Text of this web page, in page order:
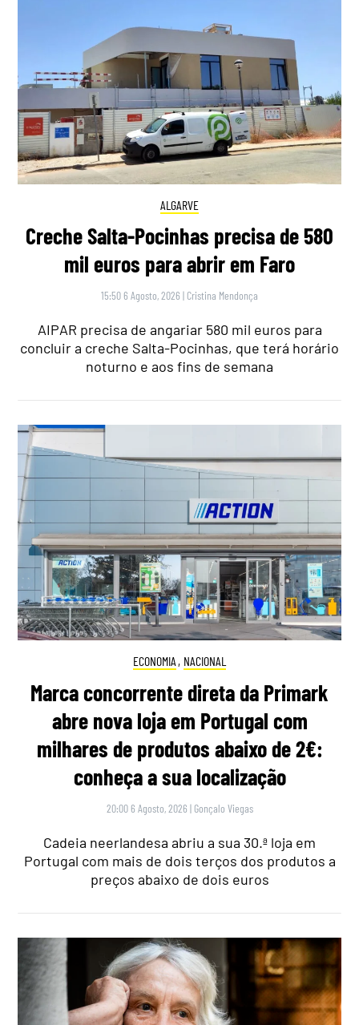
ALGARVE
Creche Salta-Pocinhas precisa de 580
mil euros para abrir em Faro
15:50 6 Agosto, 2026 | Cristina Mendonça
AIPAR precisa de angariar 580 mil euros para
concluir a creche Salta-Pocinhas, que terá horário
noturno e aos fins de semana
ECONOMIA , NACIONAL
Marca concorrente direta da Primark
abre nova loja em Portugal com
milhares de produtos abaixo de 2€:
conheça a sua localização
20:00 6 Agosto, 2026 | Gonçalo Viegas
Cadeia neerlandesa abriu a sua 30.ª loja em
Portugal com mais de dois terços dos produtos a
preços abaixo de dois euros